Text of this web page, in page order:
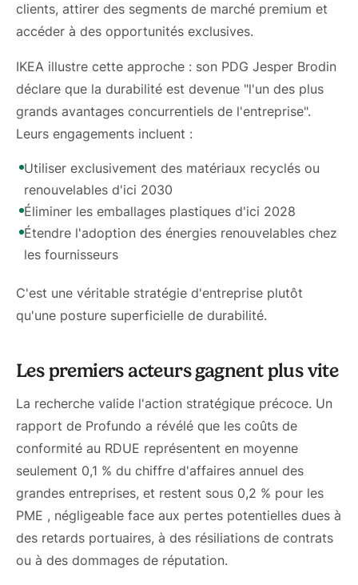
clients, attirer des segments de marché premium et
accéder à des opportunités exclusives.
IKEA illustre cette approche : son PDG Jesper Brodin
déclare que la durabilité est devenue "l'un des plus
grands avantages concurrentiels de l'entreprise".
Leurs engagements incluent :
Utiliser exclusivement des matériaux recyclés ou
renouvelables d'ici 2030
Éliminer les emballages plastiques d'ici 2028
Étendre l'adoption des énergies renouvelables chez
les fournisseurs
C'est une véritable stratégie d'entreprise plutôt
qu'une posture superficielle de durabilité.
Les premiers acteurs gagnent plus vite
La recherche valide l'action stratégique précoce. Un
rapport de Profundo a révélé que les coûts de
conformité au RDUE représentent en moyenne
seulement 0,1 % du chiffre d'affaires annuel des
grandes entreprises, et restent sous 0,2 % pour les
PME , négligeable face aux pertes potentielles dues à
des retards portuaires, à des résiliations de contrats
ou à des dommages de réputation.